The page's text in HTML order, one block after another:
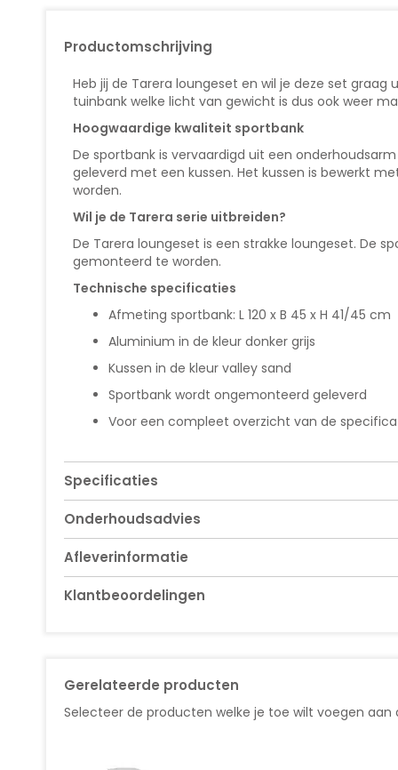
afbeeldingen-
gallerij
Productomschrijving
Heb jij de Tarera loungeset en wil je deze set
tuinbank welke licht van gewicht is dus ook weer
Hoogwaardige kwaliteit sportbank
De sportbank is vervaardigd uit een
geleverd met een kussen. Het kussen is bewerkt
worden.
Wil je de Tarera serie uitbreiden?
De Tarera loungeset is een strakke loungeset. De
gemonteerd te worden.
Technische specificaties
Afmeting sportbank: L 120 x B 45 x H 41/45 cm
Aluminium in de kleur donker grijs
Kussen in de kleur valley sand
Sportbank wordt ongemonteerd geleverd
Voor een compleet overzicht van de
Specificaties
Onderhoudsadvies
Afleverinformatie
Klantbeoordelingen
Gerelateerde producten
Selecteer de producten welke je toe wilt voegen aan